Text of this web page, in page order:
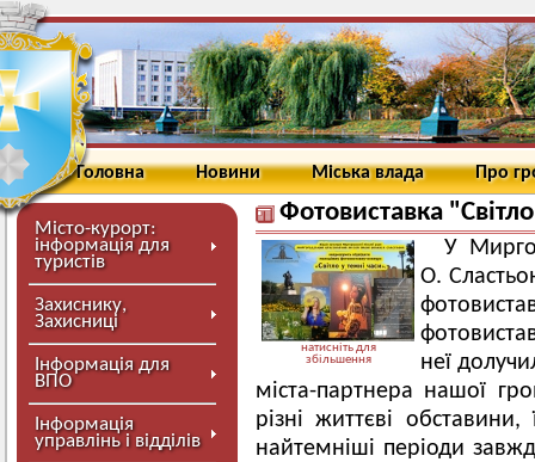
Головна Новини Міська влада Про
Місто-курорт:
інформація для
туристів
Захиснику,
Захисниці
Інформація для
ВПО
Інформація
управлінь і відділів
Фотовиставка
натисніть для
збільшення
У
О.
неї
міста-партнера нашої
різні життєві
найтемніші періоди